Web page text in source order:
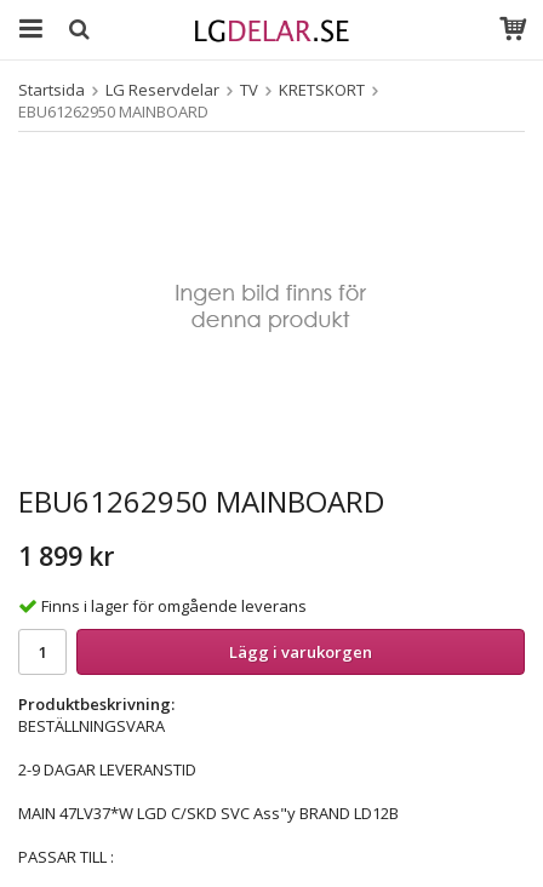
Startsida LG Reservdelar TV
KRETSKORT
EBU61262950 MAINBOARD
EBU61262950 MAINBOARD
1 899 kr
Finns i lager för omgående leverans
Lägg i varukorgen
Produktbeskrivning:
BESTÄLLNINGSVARA
2-9 DAGAR LEVERANSTID
MAIN 47LV37*W LGD C/SKD SVC Ass"y BRAND LD12B
PASSAR TILL :